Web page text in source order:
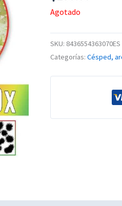
Agotado
SKU: 8436554363070ES
Categorías: Césped,